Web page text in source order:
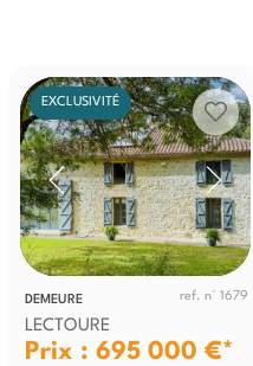
EXCLUSIVITÉ
DEMEURE ref. n° 1679
LECTOURE
Prix : 695 000 €*